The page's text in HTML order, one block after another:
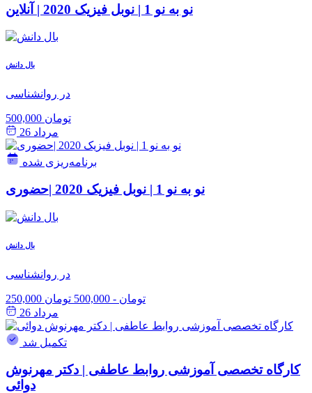
نو به نو 1 | نوبل فیزیک 2020 | آنلاین
بال دانش
در روانشناسی
500,000 تومان
مرداد 26
برنامه‌ریزی شده
نو به نو 1 | نوبل فیزیک 2020 |حضوری
بال دانش
در روانشناسی
250,000 تومان - 500,000 تومان
مرداد 26
تکمیل شد
کارگاه تخصصی آموزشی روابط عاطفی | دکتر مهرنوش
دوائی